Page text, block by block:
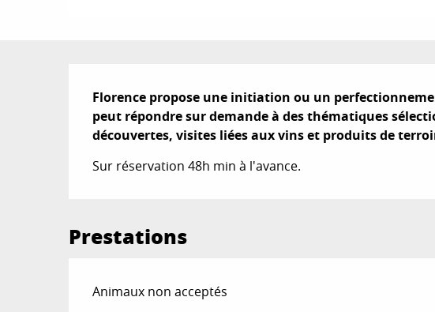
Description
Florence propose une initiation ou un
peut répondre sur demande à des thématiques
découvertes, visites liées aux vins et produits de
Sur réservation 48h min à l'avance.
Prestations
Animaux non acceptés